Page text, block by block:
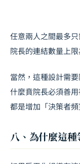
任意兩人之間最多
院長的連結數量上限
當然，這種設計需
什麼賁院長必須善
都是增加「決策者頻
八、為什麼這